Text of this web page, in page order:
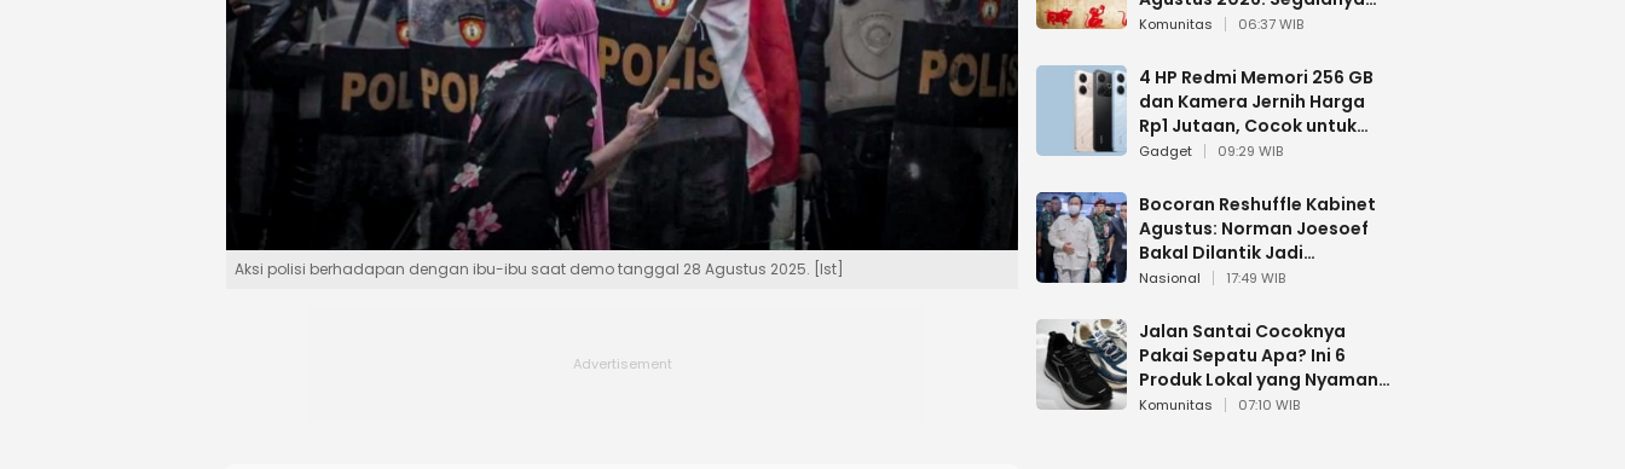
Aksi polisi berhadapan dengan ibu-ibu saat demo tanggal 28 Agustus 2025. [Ist]
Berjalan Lancar
Komunitas 06:37 WIB
4 HP Redmi Memori 256 GB
dan Kamera Jernih Harga
Rp1 Jutaan, Cocok untuk
Multitasking
Gadget 09:29 WIB
Bocoran Reshuffle Kabinet
Agustus: Norman Joesoef
Bakal Dilantik Jadi
Wamenhan RI
Nasional 17:49 WIB
Jalan Santai Cocoknya
Pakai Sepatu Apa? Ini 6
Produk Lokal yang Nyaman
Buat 17 Agustusan
Komunitas 07:10 WIB